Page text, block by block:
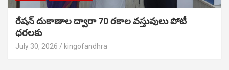
రేషన్ దుకాణాల ద్వారా 70 రకాల వస్తువులు పోటీ
ధరలకు
July 30, 2026 kingofandhra